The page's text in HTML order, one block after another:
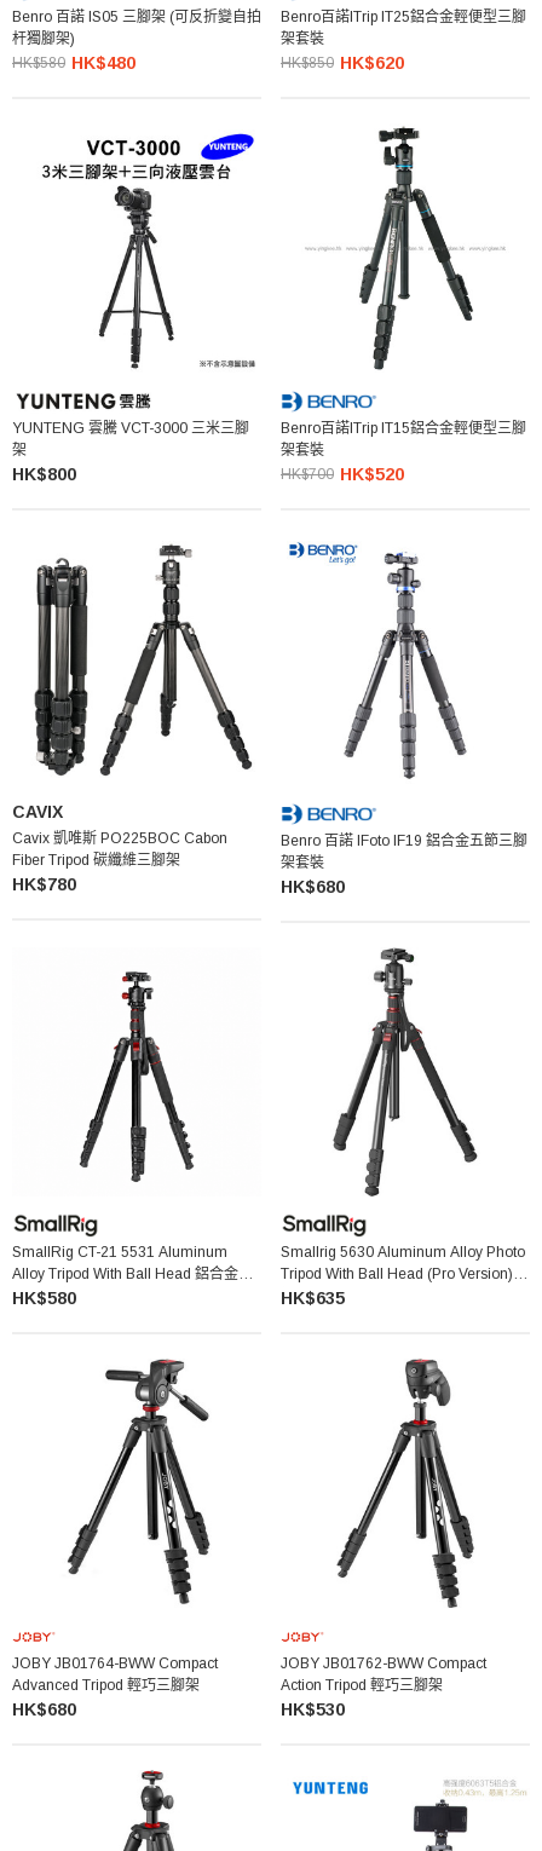
Benro 百諾 IS05 三腳架 (可反折變自拍
杆獨腳架)
HK$580 HK$480
Benro百諾iTrip IT25鋁合金輕便型三腳
架套裝
HK$850 HK$620
YUNTENG 雲騰 VCT-3000 三米三腳
架
HK$800
Benro百諾iTrip IT15鋁合金輕便型三腳
架套裝
HK$700 HK$520
CAVIX
Cavix 凱唯斯 PO225BOC Cabon
Fiber Tripod 碳纖維三腳架
HK$780
Benro 百諾 IFoto IF19 鋁合金五節三腳
架套裝
HK$680
SmallRig CT-21 5531 Aluminum
Alloy Tripod With Ball Head 鋁合金三
腳架連球型雲台
HK$580
Smallrig 5630 Aluminum Alloy Photo
Tripod With Ball Head (Pro Version)
鋁合金三腳架連雲台 (専業版)
HK$635
JOBY JB01764-BWW Compact
Advanced Tripod 輕巧三腳架
HK$680
JOBY JB01762-BWW Compact
Action Tripod 輕巧三腳架
HK$530